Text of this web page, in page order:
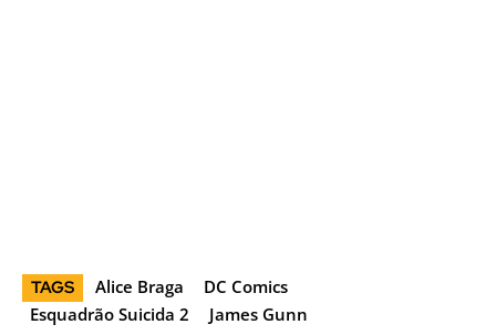
TAGS Alice Braga
DC Comics
Esquadrão Suicida 2
James Gunn